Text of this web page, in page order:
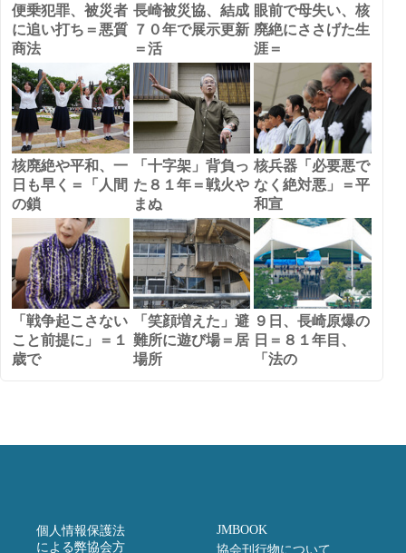
便乗犯罪、被災者
に追い打ち＝悪質
商法
長崎被災協、結成
７０年で展示更新
＝活
眼前で母失い、核
廃絶にささげた生
涯＝
核廃絶や平和、一
日も早く＝「人間
の鎖
「十字架」背負っ
た８１年＝戦火や
まぬ
核兵器「必要悪で
なく絶対悪」＝平
和宣
「戦争起こさない
こと前提に」＝１
歳で
「笑顔増えた」避
難所に遊び場＝居
場所
９日、長崎原爆の
日＝８１年目、
「法の
個人情報保護法
による弊協会方
JMBOOK
協会刊行物について